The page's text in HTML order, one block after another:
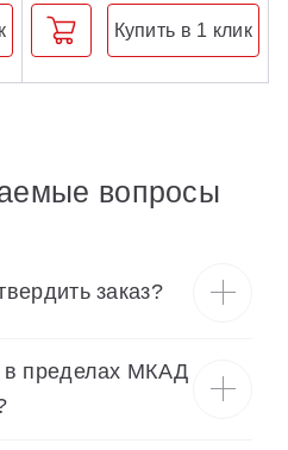
Купить в 1 клик
вопросы
заказ?
в пределах МКАД